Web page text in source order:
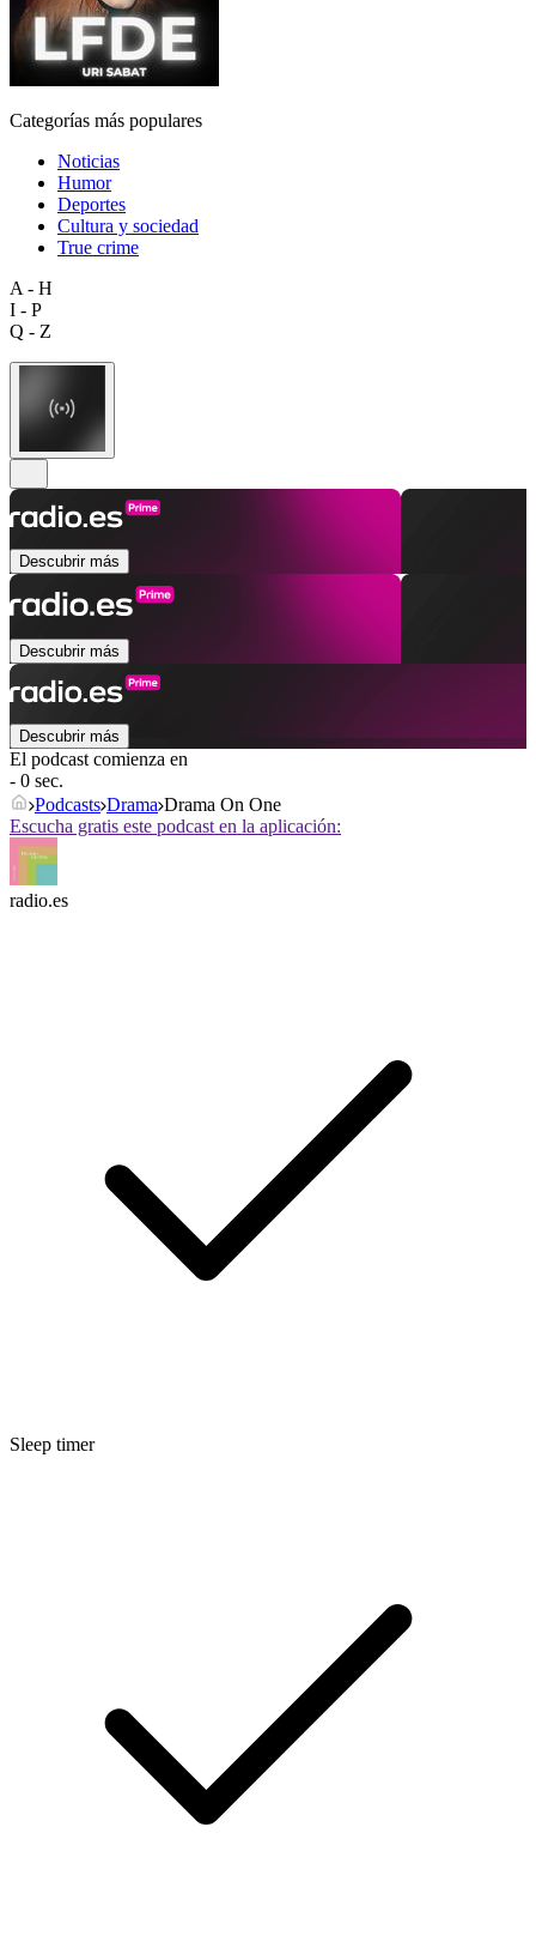
Categorías más populares
Noticias
Humor
Deportes
Cultura y sociedad
True crime
A - H
I - P
Q - Z
Descubrir más
Descubrir más
Descubrir más
El podcast comienza en
- 0 sec.
Podcasts Drama Drama On One
Escucha gratis este podcast en la aplicación:
radio.es
Sleep timer